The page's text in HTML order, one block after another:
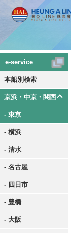
e-service
本船別検索
京浜・中京・関西
- 東京
- 横浜
- 清水
- 名古屋
- 四日市
- 豊橋
- 大阪